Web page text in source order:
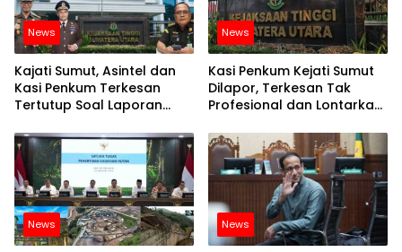
News
Kajati Sumut, Asintel dan
Kasi Penkum Terkesan
Tertutup Soal Laporan
PUPR Sumut Senilai Rp 101
Milyar
News
Kasi Penkum Kejati Sumut
Dilapor, Terkesan Tak
Profesional dan Lontarkan
Kepada Wartawan
News News